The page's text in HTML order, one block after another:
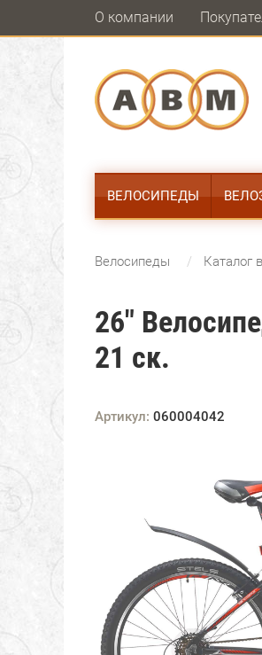
О компании
ВЕЛОСИПЕДЫ
Велосипеды Каталог
26"
21 ск.
Артикул: 060004042